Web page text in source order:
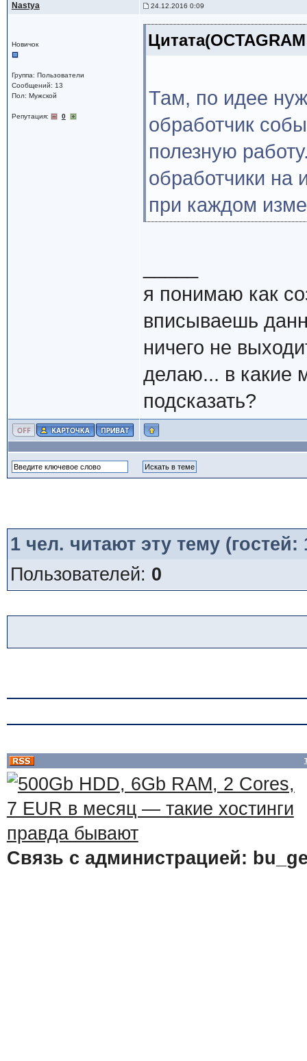
Nastya 24.12.2016 0:09
Новичок
Группа: Пользователи
Сообщений: 13
Пол: Мужской
Репутация: 0
Там, по идее
обработчик
полезную
обработчики на
при каждом
я понимаю как
вписываешь
ничего не
делаю... в какие
подсказать?
1чел. читают эту тему
Пользователей: 0
Связь с администрацией: